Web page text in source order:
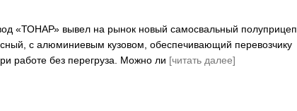
«ТОНАР» вывел на рынок новый самосвальный полуприцеп
с алюминиевым кузовом, обеспечивающий перевозчику
работе без перегруза. Можно ли [читать далее]